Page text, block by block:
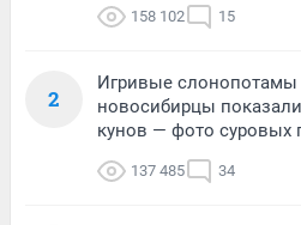
158 102 15
2
Игривые слонопотамы
новосибирцы
кунов — фото суровых
137 485 34